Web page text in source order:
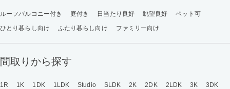
ルーフバルコニー付き 庭付き 日当たり良好 眺望良好
ペット可
ひとり暮らし向け
ふたり暮らし向け ファミリー向け
間取りから探す
1R 1K 1DK 1LDK Studio SLDK 2K 2DK 2LDK 3K
3DK